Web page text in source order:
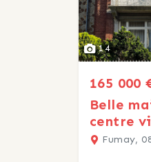
14
165 000
Belle
centre
Fumay,